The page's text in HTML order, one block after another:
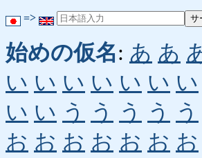
=>
始めの仮名: あ あ
い い い い い い い
い い う う う う う
お お お お お お お